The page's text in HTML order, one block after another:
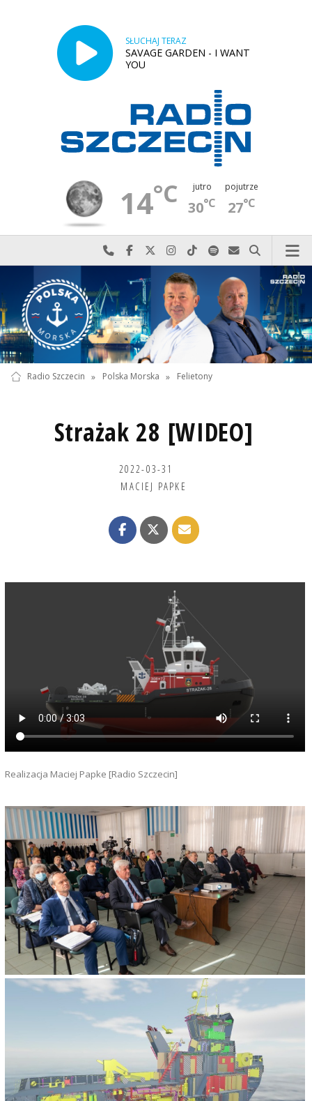
SŁUCHAJ TERAZ
SAVAGE GARDEN - I WANT
YOU
14°C jutro
30°C
pojutrze
27°C
Najlepiej po prostu do nas zadzwoń
Odwiedź nas na Facebook-u
Odwiedź nas na X
Odwiedź nas na Instagram-ie
Odwiedź nas na TikTok-u
Szukaj nas na Spotify
Wyślij do nas
Szukaj
Radio Szczecin » Polska Morska » Felietony
Strażak 28 [WIDEO]
2022-03-31
MACIEJ PAPKE
Realizacja Maciej Papke [Radio Szczecin]